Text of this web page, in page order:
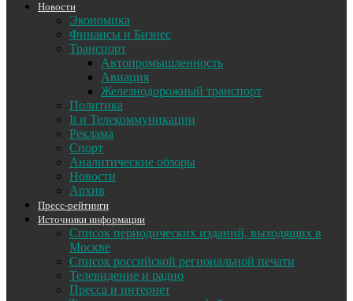
Новости
Экономика
Финансы и Бизнес
Транспорт
Автопромышленность
Авиация
Железнодорожный транспорт
Политика
It и Телекоммуникации
Реклама
Спорт
Аналитические обзоры
Новости
Архив
Пресс-рейтинги
Источники информации
Список периодических изданий, выходящих в
Москве
Список российской региональной печати
Телевидение и радио
Пресса и интернет